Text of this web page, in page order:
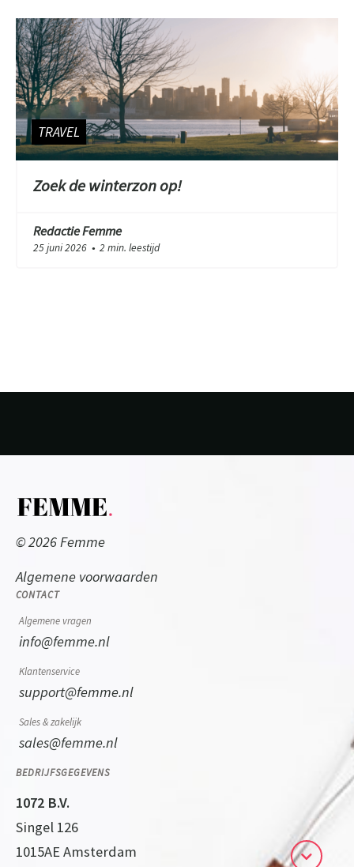
TRAVEL
Zoek de winterzon op!
Redactie Femme
25 juni 2026 ● 2 min. leestijd
© 2026 Femme
Algemene voorwaarden
CONTACT
Algemene vragen
info@femme.nl
Klantenservice
support@femme.nl
Sales & zakelijk
sales@femme.nl
BEDRIJFSGEGEVENS
1072 B.V.
Singel 126
1015AE Amsterdam